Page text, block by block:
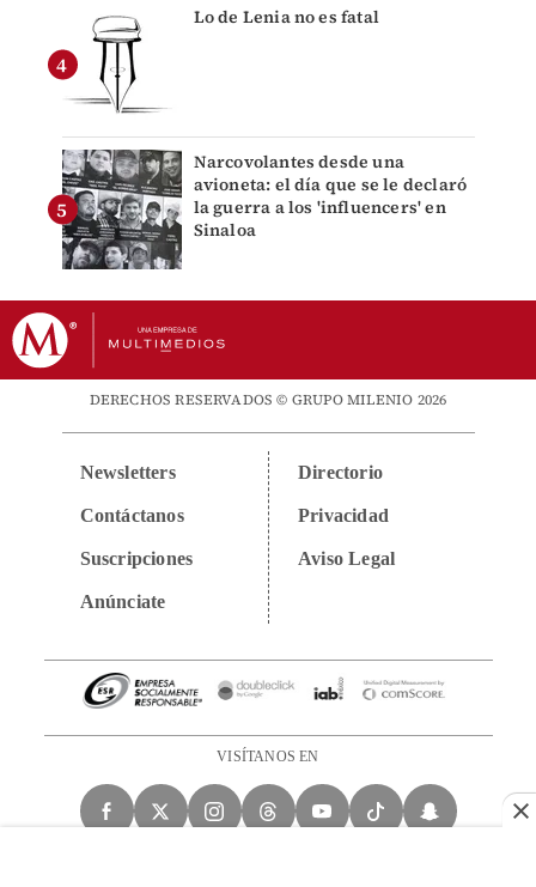
Lo de Lenia no es fatal
Narcovolantes desde una
avioneta: el día que se le declaró
la guerra a los 'influencers' en
Sinaloa
DERECHOS RESERVADOS © GRUPO MILENIO 2026
Newsletters
Contáctanos
Suscripciones
Anúnciate
Directorio
Privacidad
Aviso Legal
VISÍTANOS EN